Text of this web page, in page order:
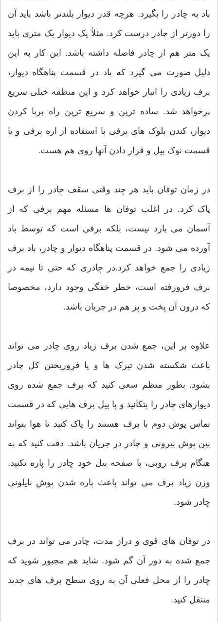
باد به چادر را بگیرد. هرچه قدر دیوار بلندتر باشد باید آن
را دورتر از چادر درست کرد. مثلاً یک دیوار یک متری باید
یک متر هم از چادر فاصله داشته باشد. این کار به این
دلیل صورت می گیرد که باد در قسمت پناهگاه دیوار،
برف زیادی را انبار خواهد کرد و این منطقه خیلی سریع
پرخواهد شد. ساده ترین و سریع ترین راه برپا کردن
دیوار، کندن بلوک های برفی با استفاده از اره برفی و یا
قسمت نوک بیل و قرار دادن آنها روی هم هست.
در زمان توفان باید هر چند وقتی سقف چادر را از برف
پاک کرد. در اغلب توفان ها مسئله مهم برفی که از
آسمان می بارد نیست، بلکه برفی است که توسط باد
آورده می شود. در قسمت پناهگاه دیوار و چادر، باد برف
زیادی را جمع خواهد کرد.در چادری که حتی تا نیمه در
برف فرورفته است، خطر خفگی وجود دارد، مخصوصا
که درون آن پخت و پز هم در جریان باشد.
علاوه بر این، جمع شدن برف زیاد روی چادر می تواند
باعث شکسته شدن تیرک ها و یا فروریختن کل چادر
بشود. بطور منظم سعی کنید که برف جمع شده روی
دیوارهای چادر را بتکانید و با بیل برف هایی که در قسمت
تماس پوش دوم با برف هستند را پاک کنید تا هوا بتواند
بین پوش بیرونی و چادر در جریان باشد. دقت کنید که به
هنگام برف روبی، با صفحه بیل خود چادر را پاره نکنید.
وزن زیاد برف می تواند باعث پاره شدن پوش نایلونی
چادر شود.
در توفان های قوی و دراز مدت، چادر می تواند در برف
جمع شده به دور آن گم شود. شاید هم مجبور شوید که
چادر را از محل فعلی آن به روی سطح برف های جدید
منتقل کنید.